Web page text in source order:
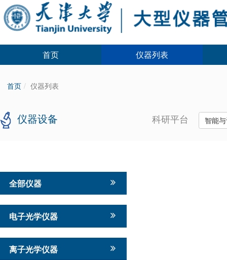
首页 仪器列表
首页 仪器列表
仪器设备 科研平台 智能
全部仪器
电子光学仪器
离子光学仪器